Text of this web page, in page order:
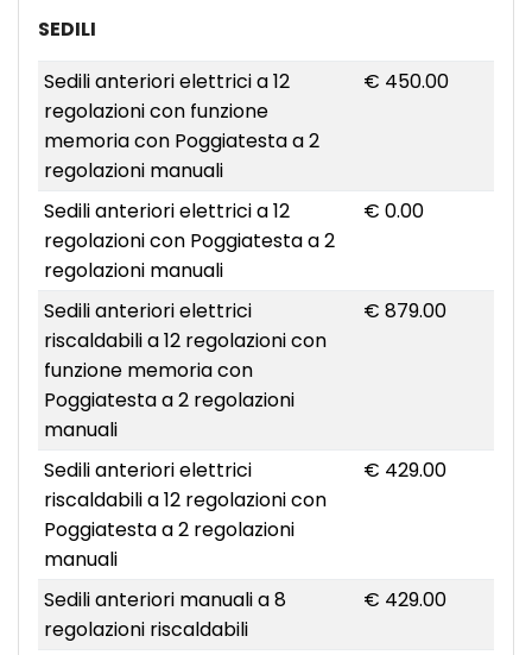
SEDILI
Sedili anteriori elettrici a 12
regolazioni con funzione
memoria con Poggiatesta a 2
regolazioni manuali
€ 450.00
Sedili anteriori elettrici a 12
regolazioni con Poggiatesta a 2
regolazioni manuali
€ 0.00
Sedili anteriori elettrici
riscaldabili a 12 regolazioni con
funzione memoria con
Poggiatesta a 2 regolazioni
manuali
€ 879.00
Sedili anteriori elettrici
riscaldabili a 12 regolazioni con
Poggiatesta a 2 regolazioni
manuali
€ 429.00
Sedili anteriori manuali a 8
regolazioni riscaldabili
€ 429.00